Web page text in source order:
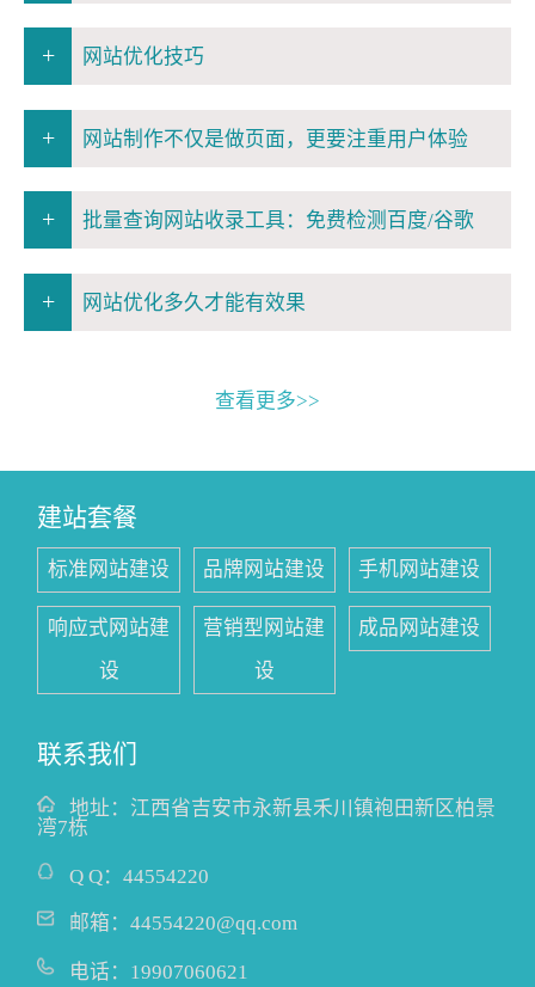
+ 网站优化技巧
+ 网站制作不仅是做页面，更要注重用户体验
+ 批量查询网站收录工具：免费检测百度/谷歌
+ 网站优化多久才能有效果
查看更多>>
建站套餐
标准网站建设 品牌网站建设 手机网站建设
响应式网站建
设
营销型网站建
设
成品网站建设
联系我们
地址： 江西省吉安市永新县禾川镇袍田新区柏景
湾7栋
Q Q： 44554220
邮箱： 44554220@qq.com
电话： 19907060621